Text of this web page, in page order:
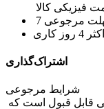
فیزیکی کالا
مرجوعی
کاری
اشتراک‌گذاری
شرایط مرجوعی